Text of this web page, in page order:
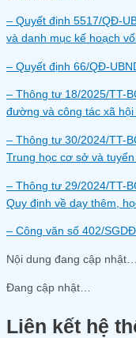
– Quyết định 5517/QĐ-
và danh mục kế hoạch
– Quyết định 66/QĐ-
– Thông tư 18/2025/TT-
đường và công tác xã
– Thông tư 30/2024/TT-
Trung học cơ sở và
– Thông tư 29/2024/TT-
Quy định về dạy thêm,
– Công văn số 402/
Nội dung đang cập nhật…
Đang cập nhật…
Liên kết hệ